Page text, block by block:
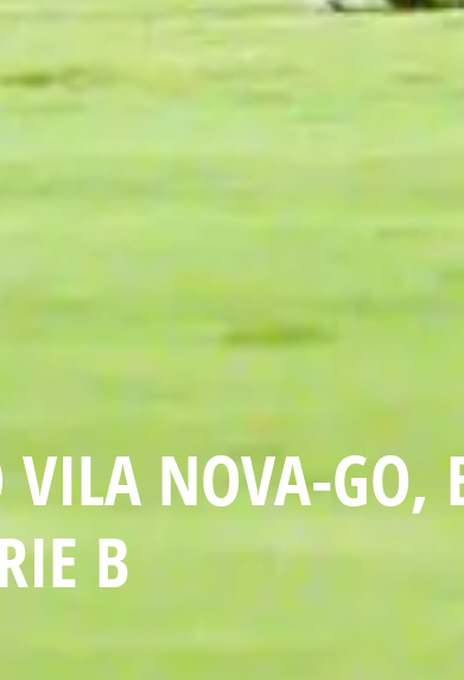
VILA NOVA-
B